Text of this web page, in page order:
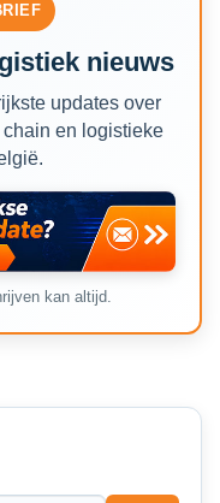
nieuws
updates over
en logistieke
kan altijd.